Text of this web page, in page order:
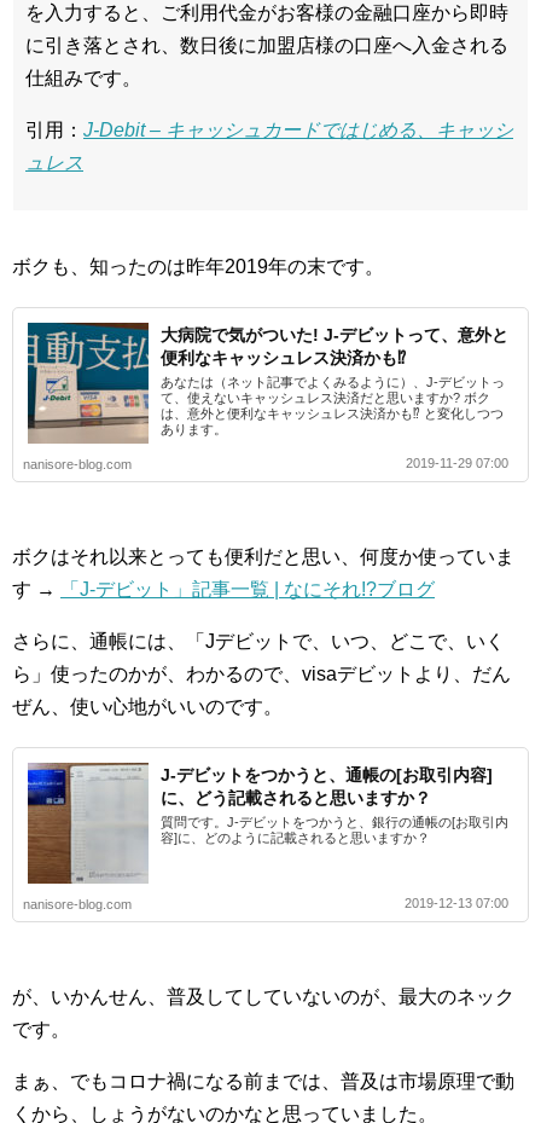
を入力すると、ご利用代金がお客様の金融口座から即時
に引き落とされ、数日後に加盟店様の口座へ入金される
仕組みです。
引用： J-Debit – キャッシュカードではじめる、キャッシ
ュレス
ボクも、知ったのは昨年2019年の末です。
大病院で気がついた! J-デビットって、意外と
便利なキャッシュレス決済かも⁉︎
あなたは（ネット記事でよくみるように）、J-デビットっ
て、使えないキャッシュレス決済だと思いますか? ボク
は、意外と便利なキャッシュレス決済かも⁉︎ と変化しつつ
あります。
nanisore-blog.com 2019-11-29 07:00
ボクはそれ以来とっても便利だと思い、何度か使っていま
す →
「J-デビット」記事一覧 | なにそれ!?ブログ
さらに、通帳には、「Jデビットで、いつ、どこで、いく
ら」使ったのかが、わかるので、visaデビットより、だん
ぜん、使い心地がいいのです。
J-デビットをつかうと、通帳の[お取引内容]
に、どう記載されると思いますか？
質問です。J-デビットをつかうと、銀行の通帳の[お取引内
容]に、どのように記載されると思いますか？
nanisore-blog.com 2019-12-13 07:00
が、いかんせん、普及してしていないのが、最大のネック
です。
まぁ、でもコロナ禍になる前までは、普及は市場原理で動
くから、しょうがないのかなと思っていました。